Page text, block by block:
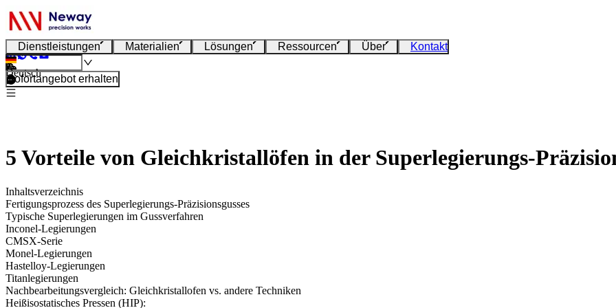
Dienstleistungen Materialien Lösungen Ressourcen Über Kontakt
Deutsch
Sofortangebot erhalten
5 Vorteile von Gleichkristallöfen in der Superlegierungs-
Inhaltsverzeichnis
Fertigungsprozess des Superlegierungs-Präzisionsgusses
Typische Superlegierungen im Gussverfahren
Inconel-Legierungen
CMSX-Serie
Monel-Legierungen
Hastelloy-Legierungen
Titanlegierungen
Nachbearbeitungsvergleich: Gleichkristallofen vs. andere Techniken
Heißisostatisches Pressen (HIP):